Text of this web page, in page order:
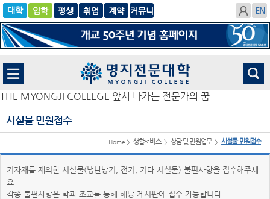
입학
글로
벌
평생 취업
계
약
THE MYONGJI COLLEGE 앞서 나가는 전문가의 꿈
시설물 민원접수
Home > 생활서비스 > 상담 및 민원업무 > 시설물 민원접수
기자재를 제외한 시설물(냉난방기, 전기, 기타 시설물) 불편사항을 접수해주세
요.
각종 불편사항은 학과 조교를 통해 해당 게시판에 접수 가능합니다.